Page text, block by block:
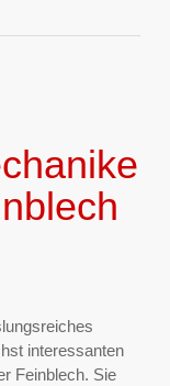
interessanten
Feinblech. Sie